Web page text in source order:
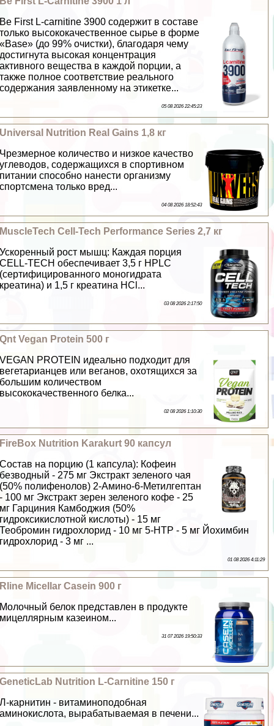
Be First L-carnitine 3900 содержит в составе
только высококачественное сырье в форме
«Base» (до 99% очистки), благодаря чему
достигнута высокая концентрация
активного вещества в каждой порции, а
также полное соответствие реального
содержания заявленному на этикетке...
05 08 2026 22:45:23
Universal Nutrition Real Gains 1,8 кг
Чрезмерное количество и низкое качество
углеводов, содержащихся в спортивном
питании способно нанести организму
спортсмена только вред...
04 08 2026 18:52:43
MuscleTech Cell-Tech Performance Series 2,7 кг
Ускоренный рост мышц: Каждая порция
CELL-TECH обеспечивает 3,5 г HPLC
(сертифицированного моногидрата
креатина) и 1,5 г креатина HCl...
03 08 2026 2:17:50
Qnt Vegan Protein 500 г
VEGAN PROTEIN идеально подходит для
вегетарианцев или веганов, охотящихся за
большим количеством
высококачественного белка...
02 08 2026 1:10:30
FireBox Nutrition Karakurt 90 капсул
Состав на порцию (1 капсула): Кофеин
безводный - 275 мг Экстpaкт зеленого чая
(50% полифенолов) 2-Амино-6-Метилгептан
- 100 мг Экстpaкт зерен зеленого кофе - 25
мг Гарциния Камбоджия (50%
гидроксикислотной кислоты) - 15 мг
Теобромин гидрохлорид - 10 мг 5-HTP - 5 мг Йохимбин
гидрохлорид - 3 мг ...
01 08 2026 4:11:29
Rline Micellar Casein 900 г
Молочный белок представлен в продукте
мицеллярным казеином...
31 07 2026 19:50:33
GeneticLab Nutrition L-Carnitine 150 г
Л-карнитин - витаминоподобная
аминокислота, выpaбатываемая в печени...